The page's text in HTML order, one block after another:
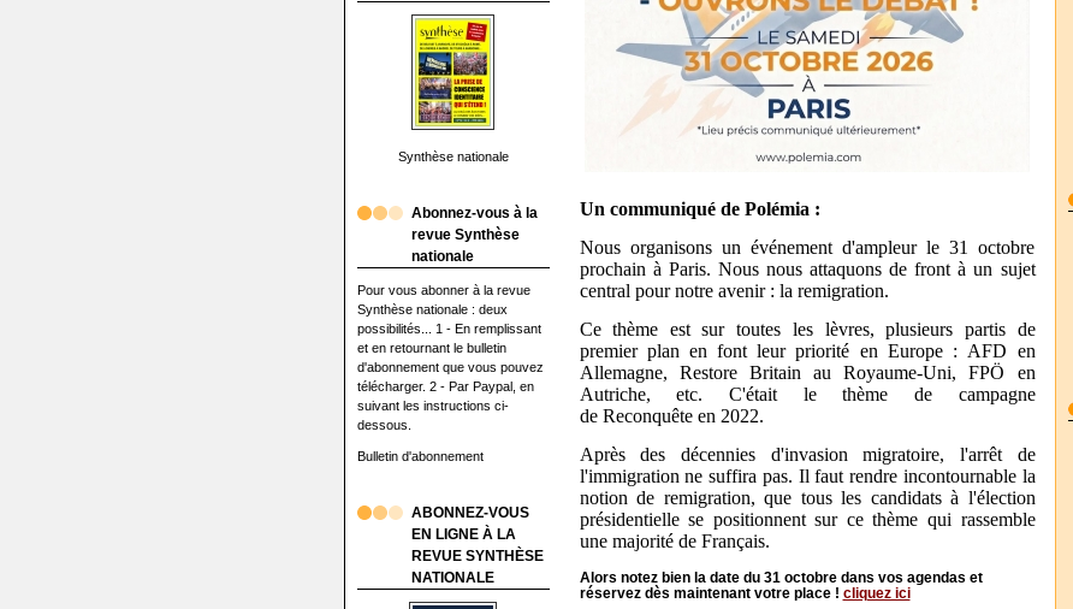
Synthèse nationale
Abonnez-vous à la
revue Synthèse
nationale
Pour vous abonner à la revue
Synthèse nationale : deux
possibilités... 1 - En remplissant
et en retournant le bulletin
d'abonnement que vous pouvez
télécharger. 2 - Par Paypal, en
suivant les instructions ci-
dessous.
Bulletin d'abonnement
ABONNEZ-VOUS
EN LIGNE À LA
REVUE SYNTHÈSE
NATIONALE
Un communiqué de Polémia :
Nous organisons un événement d'ampleur le 31 octobre
prochain à Paris. Nous nous attaquons de front à un sujet
central pour notre avenir : la remigration.
Ce thème est sur toutes les lèvres, plusieurs partis de
premier plan en font leur priorité en Europe : AFD en
Allemagne, Restore Britain au Royaume-Uni, FPÖ en
Autriche, etc. C'était le thème de campagne
de Reconquête en 2022.
Après des décennies d'invasion migratoire, l'arrêt de
l'immigration ne suffira pas. Il faut rendre incontournable la
notion de remigration, que tous les candidats à l'élection
présidentielle se positionnent sur ce thème qui rassemble
une majorité de Français.
Alors notez bien la date du 31 octobre dans vos agendas et
réservez dès maintenant votre place ! cliquez ici